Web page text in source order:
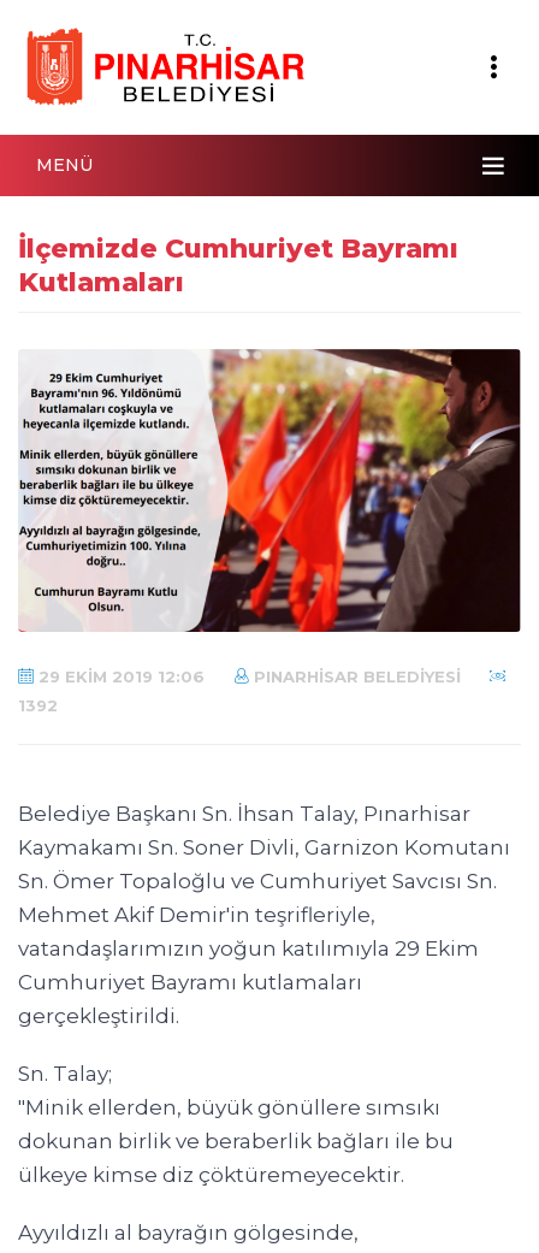
MENÜ
İlçemizde Cumhuriyet Bayramı
Kutlamaları
29 EKIM 2019 12:06
PINARHISAR BELEDIYESI
1392
Belediye Başkanı Sn. İhsan Talay, Pınarhisar
Kaymakamı Sn. Soner Divli, Garnizon Komutanı
Sn. Ömer Topaloğlu ve Cumhuriyet Savcısı Sn.
Mehmet Akif Demir'in teşrifleriyle,
vatandaşlarımızın yoğun katılımıyla 29 Ekim
Cumhuriyet Bayramı kutlamaları
gerçekleştirildi.
Sn. Talay;
"Minik ellerden, büyük gönüllere sımsıkı
dokunan birlik ve beraberlik bağları ile bu
ülkeye kimse diz çöktüremeyecektir.
Ayyıldızlı al bayrağın gölgesinde,